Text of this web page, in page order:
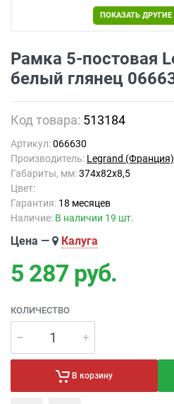
ПОКАЗАТЬ
Рамка 5-постовая
белый глянец
Код товара: 513184
Артикул:066630
Производитель: Legrand (Франция)
Габариты, мм:374x82x8,5
Цвет:
Гарантия: 18 месяцев
Наличие: В наличии 19 шт.
Цена — Калуга
5 287 руб.
КОЛИЧЕСТВО
В корзину